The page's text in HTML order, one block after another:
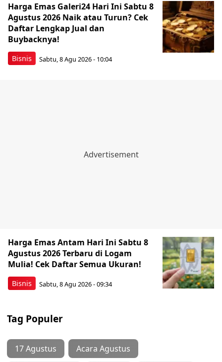
Bisnis
Harga Emas Galeri24 Hari Ini Sabtu 8
Agustus 2026 Naik atau Turun? Cek
Daftar Lengkap Jual dan
Buybacknya!
Sabtu, 8 Agu 2026 - 10:04
Bisnis
Harga Emas Antam Hari Ini Sabtu 8
Agustus 2026 Terbaru di Logam
Mulia! Cek Daftar Semua Ukuran!
Sabtu, 8 Agu 2026 - 09:34
Tag Populer
17 Agustus Acara Agustus